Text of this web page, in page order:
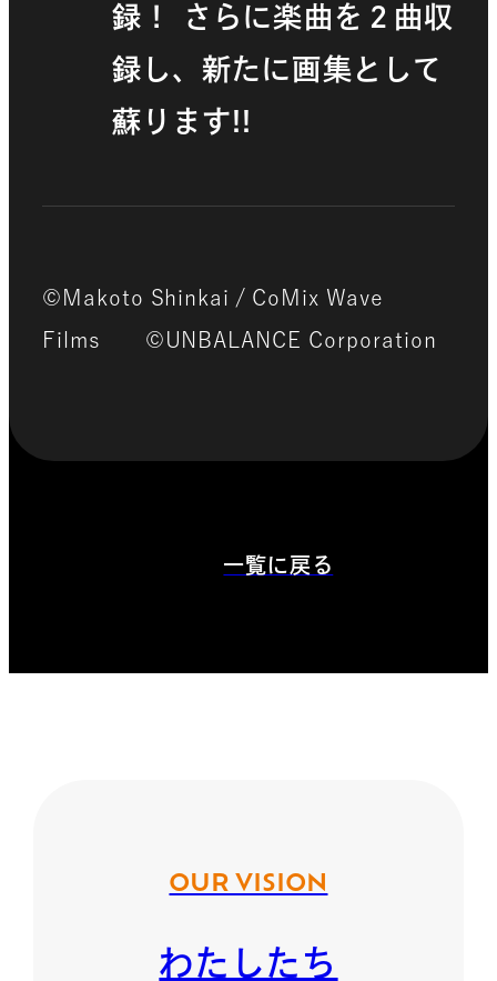
録！ さらに楽曲を２曲収
録し、新たに画集として
蘇ります!!
©Makoto Shinkai / CoMix Wave
Films ©UNBALANCE Corporation
一覧に戻る
OUR VISION
わたしたち